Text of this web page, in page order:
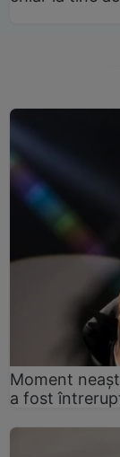
Moment
a fost